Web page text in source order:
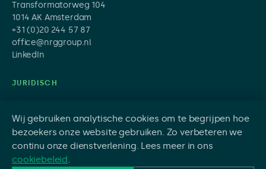
Transformatorweg 104
1014 AK Amsterdam
+31 (0)20 244 57 87
office@nrggroup.nl
LinkedIn
JURIDISCH
Disclaimer
Disclosure Policy
Cookies
Wij gebruiken analytische cookies om te begrijpen hoe
bezoekers onze website gebruiken. Zo verbeteren we
continu onze dienstverlening. Lees meer in ons
cookiebeleid.